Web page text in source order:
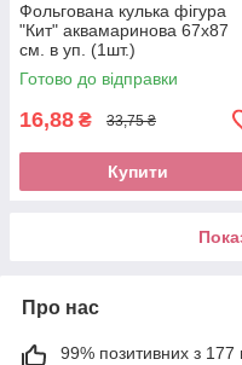
Фольгована кулька фігура
"Кит" аквамаринова 67х87
см. в уп. (1шт.)
Готово до відправки
16,88 ₴ 33,75 ₴
Купити
Про нас
99% позитивних з 177